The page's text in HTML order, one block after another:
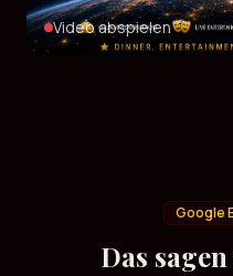
Video abspielen
Google
Das